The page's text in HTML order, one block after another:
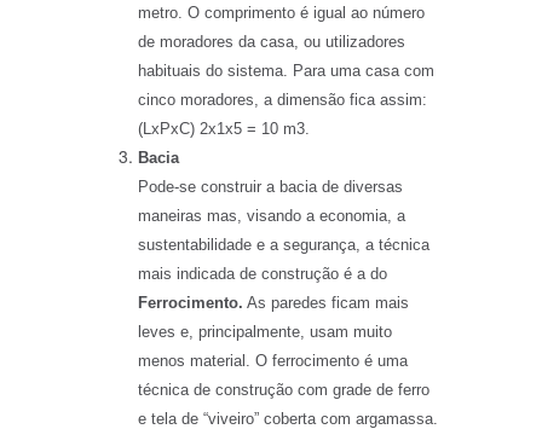
metro. O comprimento é igual ao número
de moradores da casa, ou utilizadores
habituais do sistema. Para uma casa com
cinco moradores, a dimensão fica assim:
(LxPxC) 2x1x5 = 10 m3.
Bacia
Pode-se construir a bacia de diversas
maneiras mas, visando a economia, a
sustentabilidade e a segurança, a técnica
mais indicada de construção é a do
Ferrocimento. As paredes ficam mais
leves e, principalmente, usam muito
menos material. O ferrocimento é uma
técnica de construção com grade de ferro
e tela de “viveiro” coberta com argamassa.